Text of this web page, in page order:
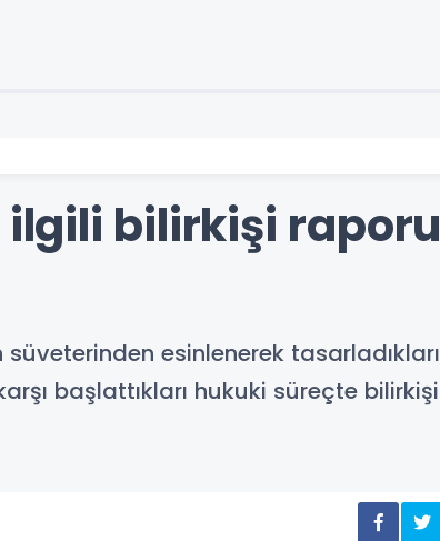
bilirkişi raporu
esinlenerek tasarladıkları
başlattıkları hukuki süreçte bilirkişi